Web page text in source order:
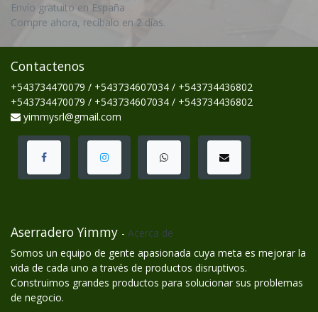
Envío gratuito en España
Compre ahora, recíbalo en 2 días.
Contactenos
+543734470079 / +543734607034 / +543734436802
+543734470079 / +543734607034 / +543734436802
yimmysrl@gmail.com
Aserradero Yimmy - Acerca de
Somos un equipo de gente apasionada cuya meta es mejorar la
vida de cada uno a través de productos disruptivos.
Construimos grandes productos para solucionar sus problemas
de negocio.